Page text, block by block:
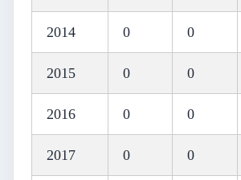
2014 0 0
2015 0 0
2016 0 0
2017 0 0